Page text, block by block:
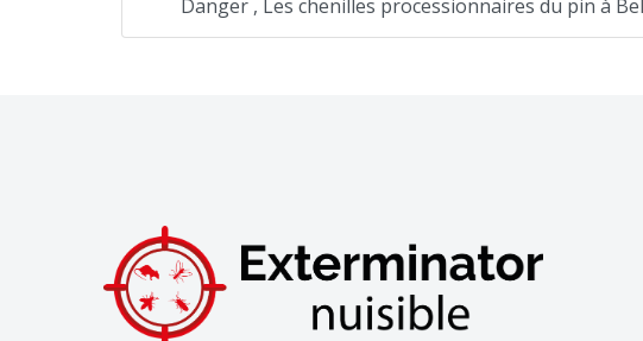
Danger , Les chenilles processionnaires du pin à